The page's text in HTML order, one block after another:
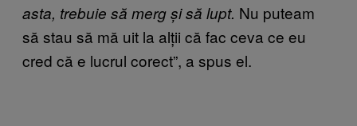
asta, trebuie să merg și să lupt. Nu puteam
să stau să mă uit la alții că fac ceva ce eu
cred că e lucrul corect”, a spus el.